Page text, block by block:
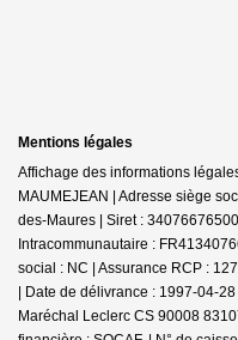
Mentions légales
Affichage des informations
MAUMEJEAN | Adresse siège
des-Maures | Siret :
Intracommunautaire :
social : NC | Assurance RCP :
| Date de délivrance : 1997-04-
Maréchal Leclerc CS 90008